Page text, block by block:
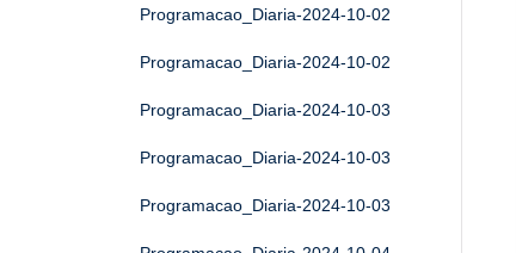
Programacao_Diaria-2024-10-02
Programacao_Diaria-2024-10-02
Programacao_Diaria-2024-10-03
Programacao_Diaria-2024-10-03
Programacao_Diaria-2024-10-03